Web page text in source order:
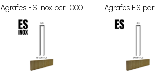
Agrafes ES Inox par 1000 Agrafes ES